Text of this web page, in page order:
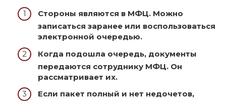
Стороны являются в МФЦ. Можно
записаться заранее или воспользоваться
электронной очередью.
Когда подошла очередь, документы
передаются сотруднику МФЦ. Он
рассматривает их.
Если пакет полный и нет недочетов,